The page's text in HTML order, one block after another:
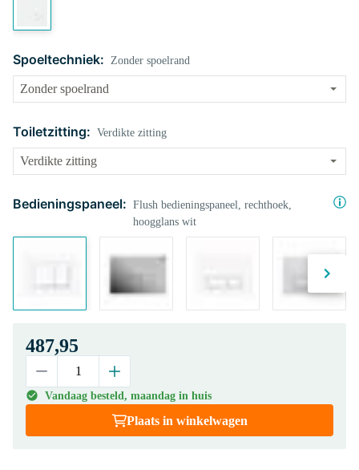
Spoeltechniek: Zonder spoelrand
Toiletzitting: Verdikte zitting
Bedieningspaneel: Flush bedieningspaneel, rechthoek,
hoogglans wit
487,95
Vandaag besteld, maandag in huis
Plaats in winkelwagen